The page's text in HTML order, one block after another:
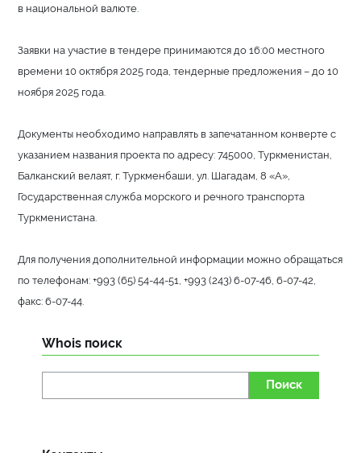
в национальной валюте.
Заявки на участие в тендере принимаются до 16:00 местного
времени 10 октября 2025 года, тендерные предложения – до 10
ноября 2025 года.
Документы необходимо направлять в запечатанном конверте с
указанием названия проекта по адресу: 745000, Туркменистан,
Балканский велаят, г. Туркменбаши, ул. Шагадам, 8 «А»,
Государственная служба морского и речного транспорта
Туркменистана.
Для получения дополнительной информации можно обращаться
по телефонам: +993 (65) 54-44-51, +993 (243) 6-07-46, 6-07-42,
факс: 6-07-44.
Whois поиск
Поиск